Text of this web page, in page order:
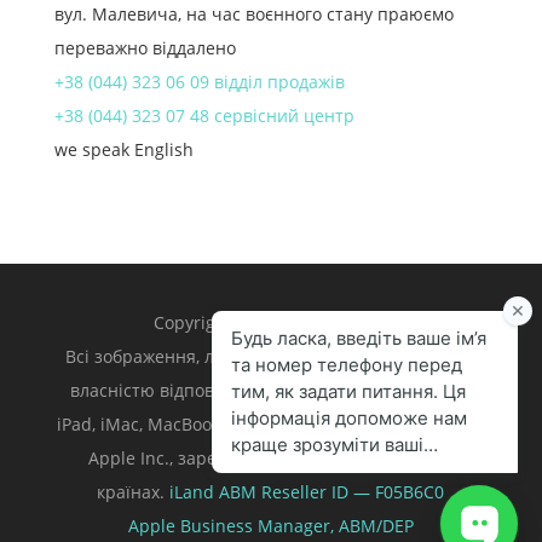
вул. Малевича, на час воєнного стану праюємо
переважно віддалено
+38 (044) 323 06 09 відділ продажів
+38 (044) 323 07 48 сервісний центр
we speak English
Copyright 1998 – 2024 iLand.
Всі зображення, логотипи та торгівельні марки є
власністю відповідних власників. Apple, iPhone,
iPad, iMac, MacBook, Mac є торгівельними марками
Apple Inc., зареєстрованими у U.S. та інших
країнах. iLand ABM Reseller ID — F05B6C0
Apple Business Manager, ABM/DEP